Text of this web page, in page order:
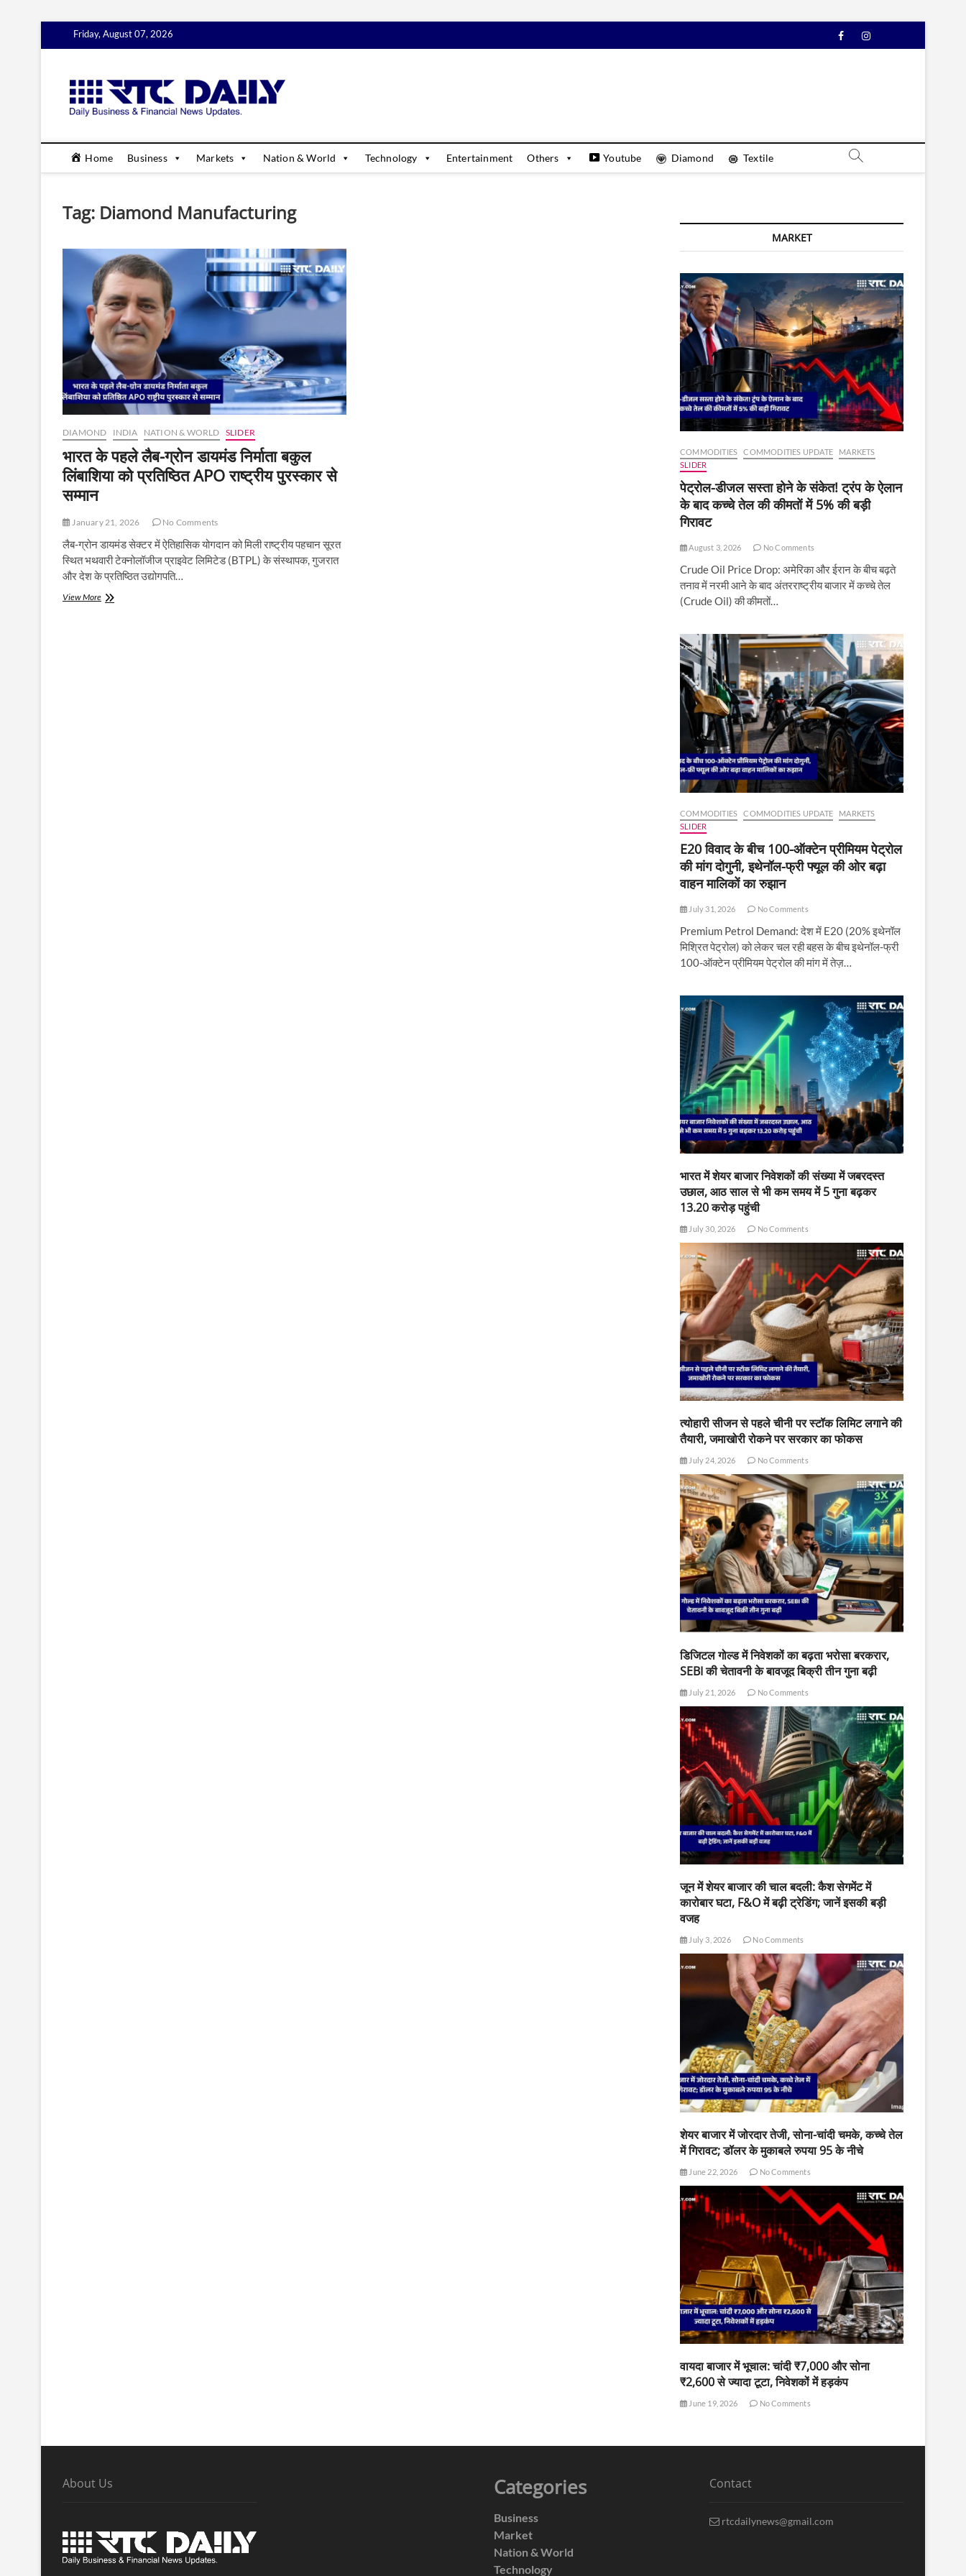
Friday, August 07, 2026 FacebookInstagram
Home Business Markets Nation & World Technology Entertainment Others Youtube Diamond Textile
Tag: Diamond Manufacturing
DIAMOND INDIA NATION & WORLD SLIDER
भारत के पहले लैब-ग्रोन डायमंड निर्माता बकुल
लिंबाशिया को प्रतिष्ठित APO राष्ट्रीय पुरस्कार से
सम्मान
January 21, 2026 No Comments
लैब-ग्रोन डायमंड सेक्टर में ऐतिहासिक योगदान को मिली राष्ट्रीय पहचान सूरत
स्थित भथवारी टेक्नोलॉजीज प्राइवेट लिमिटेड (BTPL) के संस्थापक, गुजरात
और देश के प्रतिष्ठित उद्योगपति…
View Moreभारत
MARKET
COMMODITIES COMMODITIES UPDATE
MARKETS
SLIDER
पेट्रोल-डीजल सस्ता होने के संकेत! ट्रंप के ऐलान
के बाद कच्चे तेल की कीमतों में 5% की बड़ी
गिरावट
August 3, 2026 No Comments
Crude Oil Price Drop: अमेरिका और ईरान के बीच बढ़ते
तनाव में नरमी आने के बाद अंतरराष्ट्रीय बाजार में कच्चे तेल
(Crude Oil) की कीमतों…
COMMODITIES COMMODITIES UPDATE
MARKETS
SLIDER
E20 विवाद के बीच 100-ऑक्टेन प्रीमियम पेट्रोल
की मांग दोगुनी, इथेनॉल-फ्री फ्यूल की ओर बढ़ा
वाहन मालिकों का रुझान
July 31, 2026 No Comments
Premium Petrol Demand: देश में E20 (20% इथेनॉल
मिश्रित पेट्रोल) को लेकर चल रही बहस के बीच इथेनॉल-फ्री
100-ऑक्टेन प्रीमियम पेट्रोल की मांग में तेज़…
भारत में शेयर बाजार निवेशकों की संख्या में जबरदस्त
उछाल, आठ साल से भी कम समय में 5 गुना बढ़कर
13.20 करोड़ पहुंची
July 30, 2026 No Comments
त्योहारी सीजन से पहले चीनी पर स्टॉक लिमिट लगाने की
तैयारी, जमाखोरी रोकने पर सरकार का फोकस
July 24, 2026 No Comments
डिजिटल गोल्ड में निवेशकों का बढ़ता भरोसा बरकरार,
SEBI की चेतावनी के बावजूद बिक्री तीन गुना बढ़ी
July 21, 2026 No Comments
जून में शेयर बाजार की चाल बदली: कैश सेगमेंट में
कारोबार घटा, F&O में बढ़ी ट्रेडिंग; जानें इसकी बड़ी
वजह
July 3, 2026 No Comments
शेयर बाजार में जोरदार तेजी, सोना-चांदी चमके, कच्चे तेल
में गिरावट; डॉलर के मुकाबले रुपया 95 के नीचे
June 22, 2026 No Comments
वायदा बाजार में भूचाल: चांदी ₹7,000 और सोना
₹2,600 से ज्यादा टूटा, निवेशकों में हड़कंप
June 19, 2026 No Comments
About Us Categories
Business
Market
Nation & World
Technology
Contact
rtcdailynews@gmail.com